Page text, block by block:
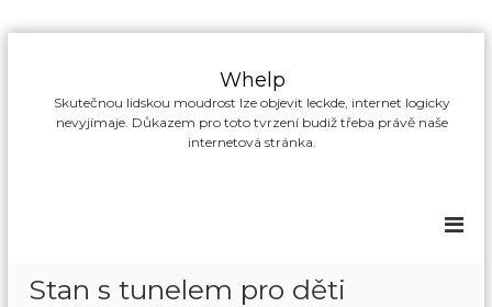
Whelp
Skutečnou lidskou moudrost lze objevit leckde, internet logicky
nevyjímaje. Důkazem pro toto tvrzení budiž třeba právě naše
internetová stránka.
Stan s tunelem pro děti